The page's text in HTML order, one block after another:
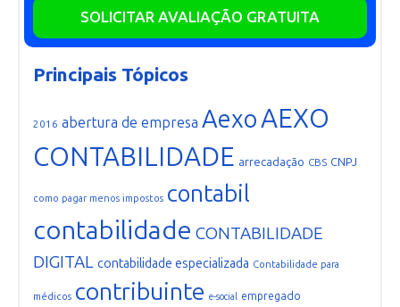
SOLICITAR AVALIAÇÃO GRATUITA
Principais Tópicos
2016 abertura de empresa AexoAEXO
CONTABILIDADE arrecadação CBS CNPJ
como pagar menos impostos contabil
contabilidade CONTABILIDADE
DIGITAL contabilidade especializada Contabilidade para
médicos contribuinte e-social empregado